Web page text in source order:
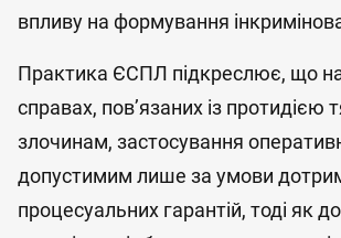
впливу на формування
Практика ЄСПЛ підкреслює, що
справах, пов’язаних із протидією
злочинам, застосування
допустимим лише за умови
процесуальних гарантій, тоді як